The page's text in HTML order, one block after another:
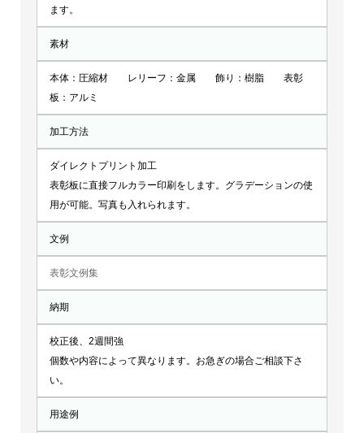
ます。
素材
本体：圧縮材 レリーフ：金属 飾り：樹脂 表彰
板：アルミ
加工方法
ダイレクトプリント加工
表彰板に直接フルカラー印刷をします。グラデーションの使
用が可能。写真も入れられます。
文例
表彰文例集
納期
校正後、2週間強
個数や内容によって異なります。お急ぎの場合ご相談下さ
い。
用途例